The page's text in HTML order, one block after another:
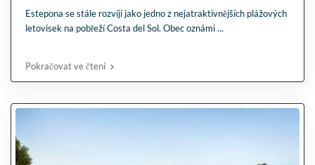
Estepona se stále rozvíjí jako jedno z nejatraktivnějších plážových
letovisek na pobřeží Costa del Sol. Obec oznámi...
Pokračovat ve čtení